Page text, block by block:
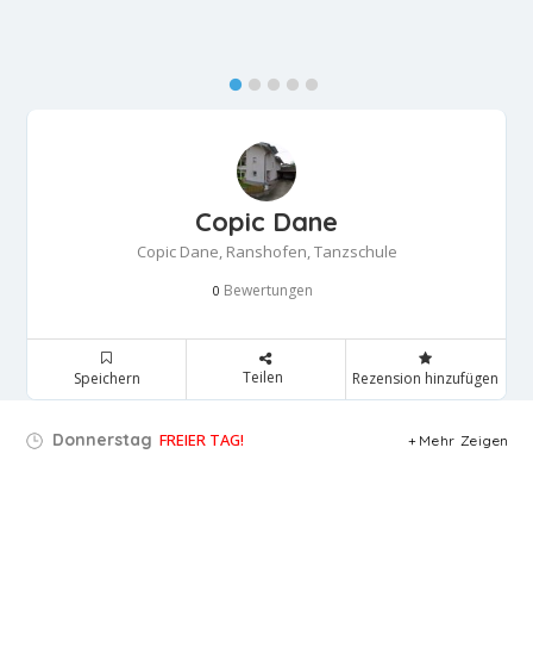
Copic Dane
Copic Dane, Ranshofen, Tanzschule
0 Bewertungen
Speichern Teilen Rezension hinzufügen
Donnerstag FREIER TAG! Mehr Zeigen